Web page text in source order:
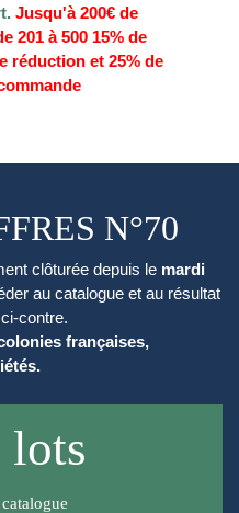
Jusqu'à 200€ de
201 à 500 15% de
réduction et 25% de
N°70
clôturée depuis le mardi
au catalogue et au résultat
contre.
françaises,
lots